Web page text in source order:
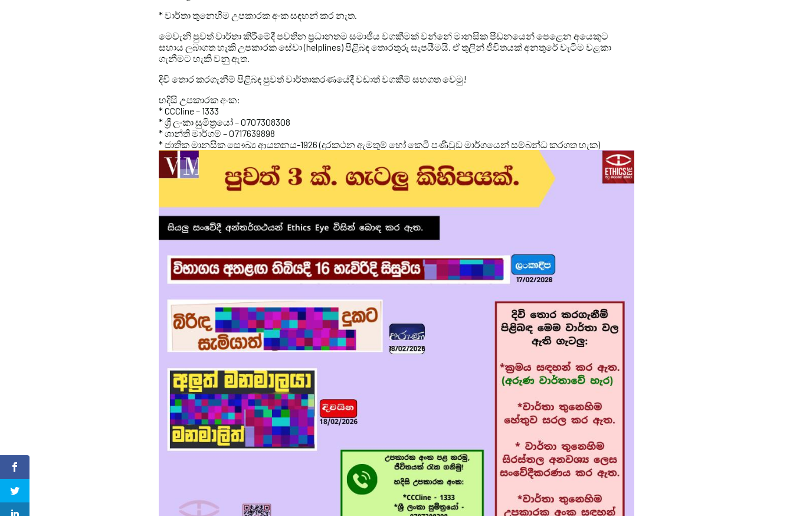
* වාර්තා තුනෙහිම උපකාරක අංක සඳහන් කර නැත.
මෙවැනි පුවත් වාර්තා කිරීමේදී පවතින ප්‍රධානතම සමාජීය වගකීමක් වන්නේ මානසික පීඩනයෙන් පෙළෙන අයෙකුට
සහාය ලබාගත හැකි උපකාරක සේවා (helplines) පිළිබඳ තොරතුරු සැපයීමයි. ඒ තුලින් ජීවිතයක් අනතුරේ වැටීම වළකා
ගැනීමට හැකි වනු ඇත.
දිවි තොර කරගැනීම් පිළිබඳ පුවත් වාර්තාකරණයේදී වඩාත් වගකීම් සහගත වෙමු!
හදිසි උපකාරක අංක:
* CCCline – 1333
* ශ්‍රී ලංකා සුමිත්‍රයෝ – 0707308308
* ශාන්ති මාර්ගම් – 0717639898
* ජාතික මානසික සෞඛ්‍ය ආයතනය-1926 (දුරකථන ඇමතුම් හෝ කෙටි පණිවුඩ මාර්ගයෙන් සම්බන්ධ කරගත හැක)